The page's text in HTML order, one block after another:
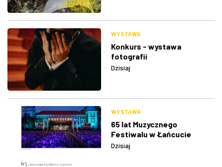
WYSTAWA
Konkurs - wystawa
fotografii
Dzisiaj
WYSTAWA
65 lat Muzycznego
Festiwalu w Łańcucie
Dzisiaj